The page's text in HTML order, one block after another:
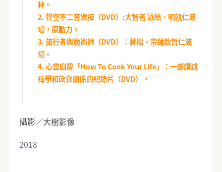
林。
2. 聲空不二音樂禪（DVD）:大智者 詠給．明就仁波
切，原動力。
3. 旅行者與魔術師（DVD）：蔣揚。宗薩欽哲仁波
切。
4. 心靈廚房「How To Cook Your Life」：一部講述
禪學和飲食關係的紀錄片（DVD）。
攝影／大樹影像
2018